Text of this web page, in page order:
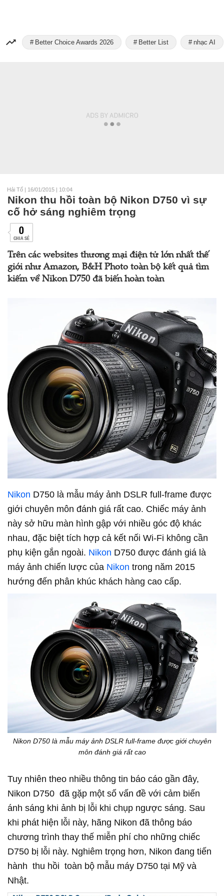
Better Choice Awards 2026 Better List nhạc AI
Hải Tố | 16/01/2015 | 10:04
Nikon thu hồi toàn bộ Nikon D750 vì sự
cố hở sáng nghiêm trọng
0
CHIA SẺ
Trên các websites thương mại điện tử lớn nhất thế
giới như Amazon, B&H Photo toàn bộ kết quả tìm
kiếm về Nikon D750 đã biến hoàn toàn
Nikon D750 là mẫu máy ảnh DSLR full-frame được
giới chuyên môn đánh giá rất cao. Chiếc máy ảnh
này sở hữu màn hình gập với nhiều góc độ khác
nhau, đặc biệt tích hợp cả kết nối Wi-Fi không cần
phụ kiện gắn ngoài. Nikon D750 được đánh giá là
máy ảnh chiến lược của Nikon trong năm 2015
hướng đến phân khúc khách hàng cao cấp.
Nikon D750 là mẫu máy ảnh DSLR full-frame được giới chuyên
môn đánh giá rất cao
Tuy nhiên theo nhiều thông tin báo cáo gần đây,
Nikon D750 đã gặp một số vấn đề với cảm biến
ánh sáng khi ảnh bị lỗi khi chụp ngược sáng. Sau
khi phát hiện lỗi này, hãng Nikon đã thông báo
chương trình thay thế miễn phí cho những chiếc
D750 bị lỗi này. Nghiêm trọng hơn, Nikon đang tiến
hành thu hồi toàn bộ mẫu máy D750 tại Mỹ và
Nhật.